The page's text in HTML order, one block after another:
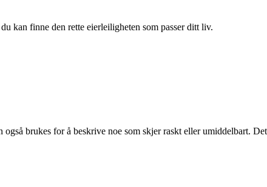
kan finne den rette eierleiligheten som passer ditt liv.
brukes for å beskrive noe som skjer raskt eller umiddelbart. Det